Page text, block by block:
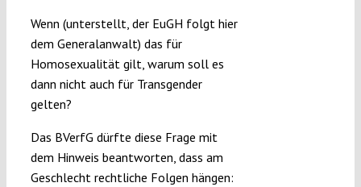
Wenn (unterstellt, der EuGH folgt hier
dem Generalanwalt) das für
Homosexualität gilt, warum soll es
dann nicht auch für Transgender
gelten?
Das BVerfG dürfte diese Frage mit
dem Hinweis beantworten, dass am
Geschlecht rechtliche Folgen hängen: